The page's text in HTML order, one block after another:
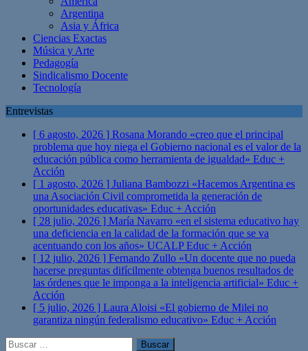
Argentina
Asia y África
Ciencias Exactas
Música y Arte
Pedagogía
Sindicalismo Docente
Tecnología
Entrevistas
[ 6 agosto, 2026 ] Rosana Morando «creo que el principal
problema que hoy niega el Gobierno nacional es el valor de la
educación pública como herramienta de igualdad» Educ +
Acción
[ 1 agosto, 2026 ] Juliana Bambozzi «Hacemos Argentina es
una Asociación Civil comprometida la generación de
oportunidades educativas» Educ + Acción
[ 28 julio, 2026 ] María Navarro «en el sistema educativo hay
una deficiencia en la calidad de la formación que se va
acentuando con los años» UCALPEduc + Acción
[ 12 julio, 2026 ] Fernando Zullo «Un docente que no pueda
hacerse preguntas difícilmente obtenga buenos resultados de
las órdenes que le imponga a la inteligencia artificial» Educ +
Acción
[ 5 julio, 2026 ] Laura Aloisi «El gobierno de Milei no
garantiza ningún federalismo educativo» Educ + Acción
Buscar: